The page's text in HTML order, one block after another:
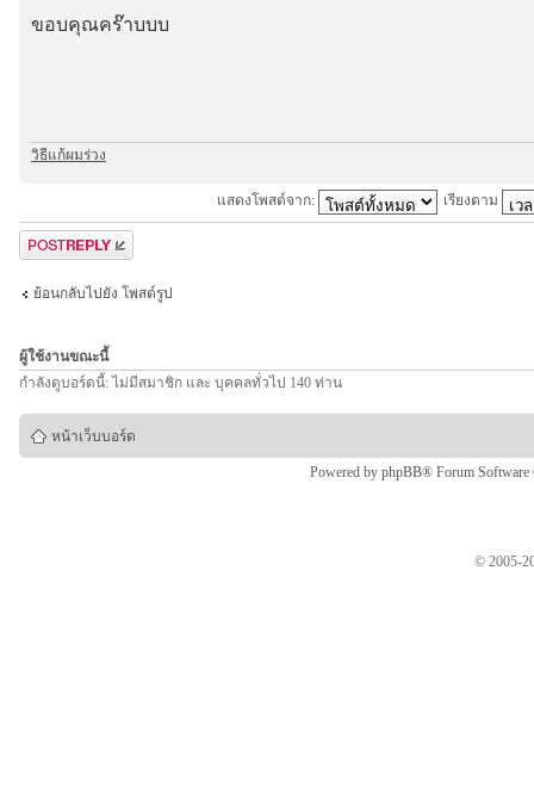
ขอบคุณคร๊าบบบ
วิธีแก้ผมร่วง
แสดงโพสต์จาก: เรียงตาม
ตอบกระทู้
ย้อนกลับไปยัง โพสต์รูป
ผู้ใช้งานขณะนี้
กำลังดูบอร์ดนี้: ไม่มีสมาชิก และ บุคคลทั่วไป 140 ท่าน
หน้าเว็บบอร์ด
Powered by phpBB® Forum
© 2005-